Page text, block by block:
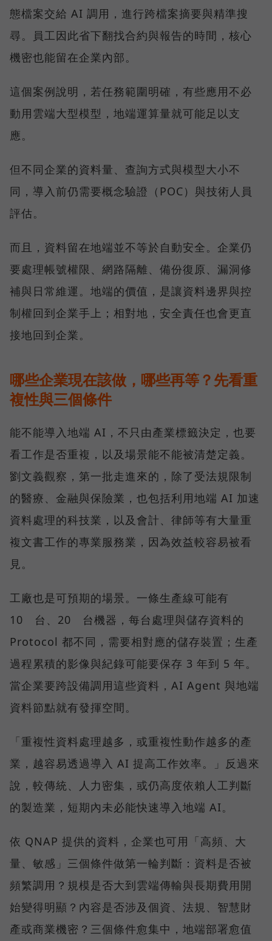
態檔案交給 AI 調用，進行跨檔案摘要與精準搜
尋。員工因此省下翻找合約與報告的時間，核心
機密也能留在企業內部。
這個案例說明，若任務範圍明確，有些應用不必
動用雲端大型模型，地端運算量就可能足以支
應。
但不同企業的資料量、查詢方式與模型大小不
同，導入前仍需要概念驗證（POC）與技術人員
評估。
而且，資料留在地端並不等於自動安全。企業仍
要處理帳號權限、網路隔離、備份復原、漏洞修
補與日常維運。地端的價值，是讓資料邊界與控
制權回到企業手上；相對地，安全責任也會更直
接地回到企業。
哪些企業現在該做，哪些再等？先看重
複性與三個條件
能不能導入地端 AI，不只由產業標籤決定，也要
看工作是否重複，以及場景能不能被清楚定義。
劉文義觀察，第一批走進來的，除了受法規限制
的醫療、金融與保險業，也包括利用地端 AI 加速
資料處理的科技業，以及會計、律師等有大量重
複文書工作的專業服務業，因為效益較容易被看
見。
工廠也是可預期的場景。一條生產線可能有
10 台、20 台機器，每台處理與儲存資料的
Protocol 都不同，需要相對應的儲存裝置；生產
過程累積的影像與紀錄可能要保存 3 年到 5 年。
當企業要跨設備調用這些資料，AI Agent 與地端
資料節點就有發揮空間。
「重複性資料處理越多，或重複性動作越多的產
業，越容易透過導入 AI 提高工作效率。」反過來
說，較傳統、人力密集，或仍高度依賴人工判斷
的製造業，短期內未必能快速導入地端 AI。
依 QNAP 提供的資料，企業也可用「高頻、大
量、敏感」三個條件做第一輪判斷：資料是否被
頻繁調用？規模是否大到雲端傳輸與長期費用開
始變得明顯？內容是否涉及個資、法規、智慧財
產或商業機密？三個條件愈集中，地端部署愈值